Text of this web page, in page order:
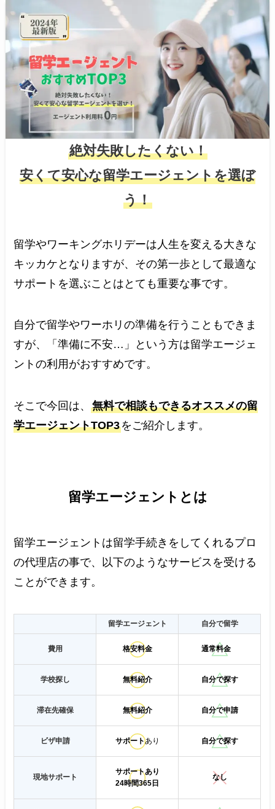
絶対失敗したくない！
安くて安心な留学エージェントを選ぼ
う！
留学やワーキングホリデーは人生を変える大きな
キッカケとなりますが、その第一歩として最適な
サポートを選ぶことはとても重要な事です。
自分で留学やワーホリの準備を行うこともできま
すが、「準備に不安…」という方は留学エージェ
ントの利用がおすすめです。
そこで今回は、無料で相談もできるオススメの留
学エージェントTOP3をご紹介します。
留学エージェントとは
留学エージェントは留学手続きをしてくれるプロ
の代理店の事で、以下のようなサービスを受ける
ことができます。
留学エージェント 自分で留学
費用 格安料金 通常料金
学校探し 無料紹介 自分で探す
滞在先確保 無料紹介 自分で申請
ビザ申請 サポートあり 自分で探す
現地サポート
サポートあり
24時間365日
なし